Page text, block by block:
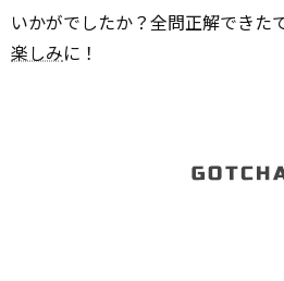
いかがでしたか？全問正解できた
楽しみに！